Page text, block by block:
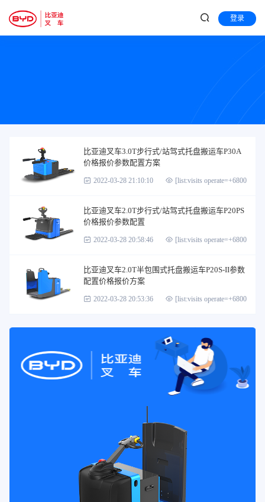
登录
比亚迪叉车3.0T步行式/站驾式托盘搬运车P30A
价格报价参数配置方案
2022-03-28 21:10:10 [list:visits operate=+6800]
比亚迪叉车2.0T步行式/站驾式托盘搬运车P20PS
价格报价参数配置
2022-03-28 20:58:46 [list:visits operate=+6800]
比亚迪叉车2.0T半包围式托盘搬运车P20S-II参数
配置价格报价方案
2022-03-28 20:53:36 [list:visits operate=+6800]